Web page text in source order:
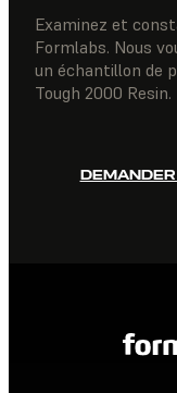
Examinez et
Formlabs. Nous
un échantillon de
Tough 2000 Resin.